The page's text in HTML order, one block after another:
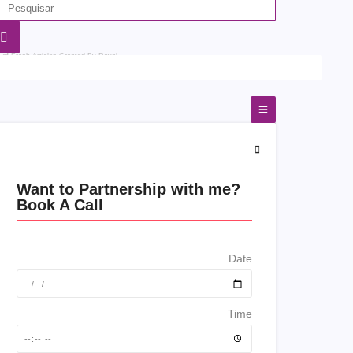
of Fresh Articles Created By Royal
Want to Partnership with me?
Book A Call
Date
Time